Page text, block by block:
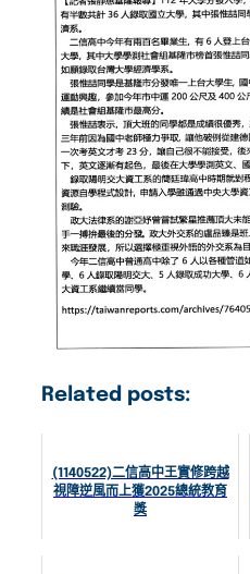
Related posts:
(1140522)二信高中王實修跨越
視障逆風而上獲2025總統教育
獎